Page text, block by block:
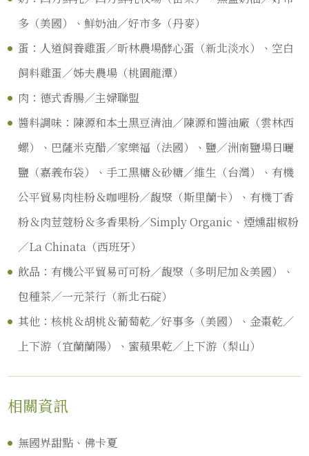
多（美國）、鮮奶油／好市多（丹麥）
蛋：人道飼養雞蛋／昕林農場酵心蛋（新北淡水）、空白
飼料雞蛋／姊夫農場（桃園龍潭）
肉：德式香腸／主婦聯盟
醬料調味：陳源和本土黑豆清油／陳源和醬油廠（雲林西
螺）、巴薩米克醋／家樂福（法國）、鹽／洲南鹽場日曬
鹽（嘉義布袋）、手工黑糖＆砂糖／維生（台灣）、有機
公平貿易肉桂粉＆咖哩粉／馥聚（斯里蘭卡）、有機丁香
粉＆肉荳蔻粉＆多香果粉／Simply Organic、煙燻甜椒粉
／La Chinata（西班牙）
飲品：有機公平貿易可可粉／馥聚（多明尼加＆美國）、
包種茶／一元茶行（新北石碇）
其他：核桃＆胡桃＆葡萄乾／好事多（美國）、金棗乾／
上下游（宜蘭蘭陽）、蜜蘋果乾／上下游（梨山）
相關資訊
無國界甜點、佛卡夏